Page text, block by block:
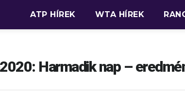
ATP HÍREK WTA HÍREK
Harmadik nap –